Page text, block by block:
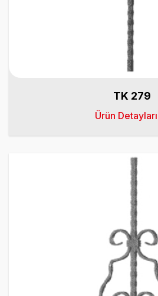
TK 279
Ürün Detayları